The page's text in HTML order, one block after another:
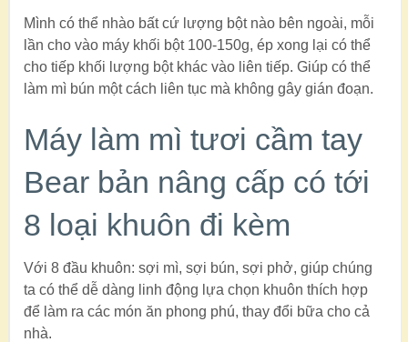
Mình có thể nhào bất cứ lượng bột nào bên ngoài, mỗi
lần cho vào máy khối bột 100-150g, ép xong lại có thể
cho tiếp khối lượng bột khác vào liên tiếp. Giúp có thể
làm mì bún một cách liên tục mà không gây gián đoạn.
Máy làm mì tươi cầm tay
Bear bản nâng cấp có tới
8 loại khuôn đi kèm
Với 8 đầu khuôn: sợi mì, sợi bún, sợi phở, giúp chúng
ta có thể dễ dàng linh động lựa chọn khuôn thích hợp
để làm ra các món ăn phong phú, thay đổi bữa cho cả
nhà.